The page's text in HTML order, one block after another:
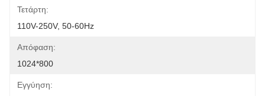
Τετάρτη:
110V-250V, 50-60Hz
Απόφαση:
1024*800
Εγγύηση: